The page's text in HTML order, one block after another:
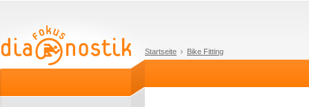
Startseite Bike Fitting